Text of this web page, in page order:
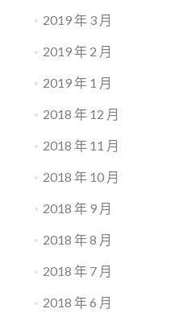
2019 年 3 月
2019 年 2 月
2019 年 1 月
2018 年 12 月
2018 年 11 月
2018 年 10 月
2018 年 9 月
2018 年 8 月
2018 年 7 月
2018 年 6 月